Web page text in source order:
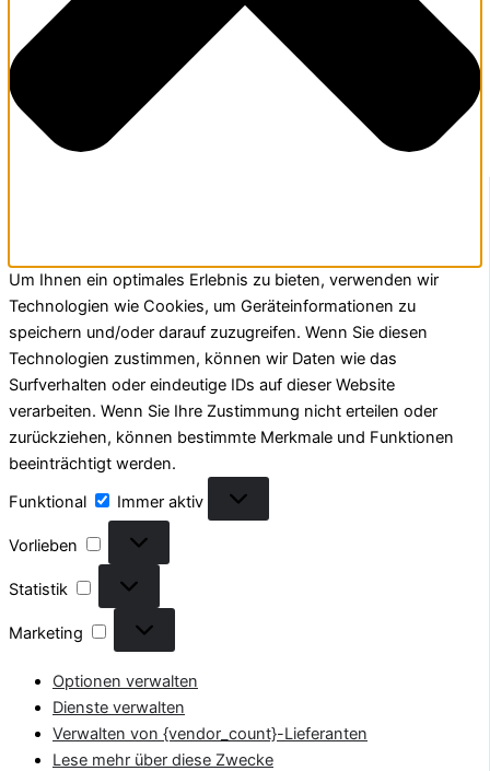
Um Ihnen ein optimales Erlebnis zu bieten, verwenden wir
Technologien wie Cookies, um Geräteinformationen zu
speichern und/oder darauf zuzugreifen. Wenn Sie diesen
Technologien zustimmen, können wir Daten wie das
Surfverhalten oder eindeutige IDs auf dieser Website
verarbeiten. Wenn Sie Ihre Zustimmung nicht erteilen oder
zurückziehen, können bestimmte Merkmale und Funktionen
beeinträchtigt werden.
Funktional
Immer aktiv
Vorlieben
Statistik
Marketing
Optionen verwalten
Dienste verwalten
Verwalten von {vendor_count}-Lieferanten
Lese mehr über diese Zwecke